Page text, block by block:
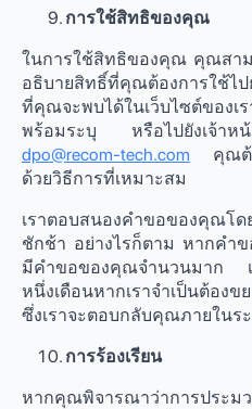
การใช้สิทธิของคุณ
ในการใช้สิทธิของคุณ คุณสาม
อธิบายสิทธิ์ที่คุณต้องการใช้ไป
ที่คุณจะพบได้ในเว็บไซต์ของ
พร้อมระบุ หรือไปยังเจ้าหน้
dpo@recom-tech.com คุณต้อ
ด้วยวิธีการที่เหมาะสม
เราตอบสนองคำขอของคุณโ
ชักช้า อย่างไรก็ตาม หากคำ
มีคำขอของคุณจำนวนมาก เ
หนึ่งเดือนหากเราจำเป็นต้องข
ซึ่งเราจะตอบกลับคุณภายในระ
การร้องเรียน
หากคุณพิจารณาว่าการประม